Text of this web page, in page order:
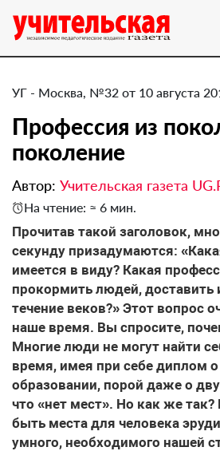
УГ - Москва, №32 от 10 августа
Профессия из
поколение
Автор: Учительская газета
На чтение: ≈ 6 мин.
Прочитав такой заголовок,
секунду призадумаются:
имеется в виду? Какая
прокормить людей, доставить
течение веков?» Этот вопрос
наше время. Вы спросите,
Многие люди не могут найти
время, имея при себе диплом
образовании, порой даже о
что «нет мест». Но как же
быть места для человека
умного, необходимого нашей